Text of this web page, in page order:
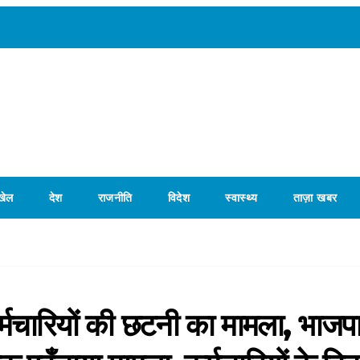
देश राजनीति विदेश स्वास्थ्य ताज़ा खबर
की छटनी का मामला,